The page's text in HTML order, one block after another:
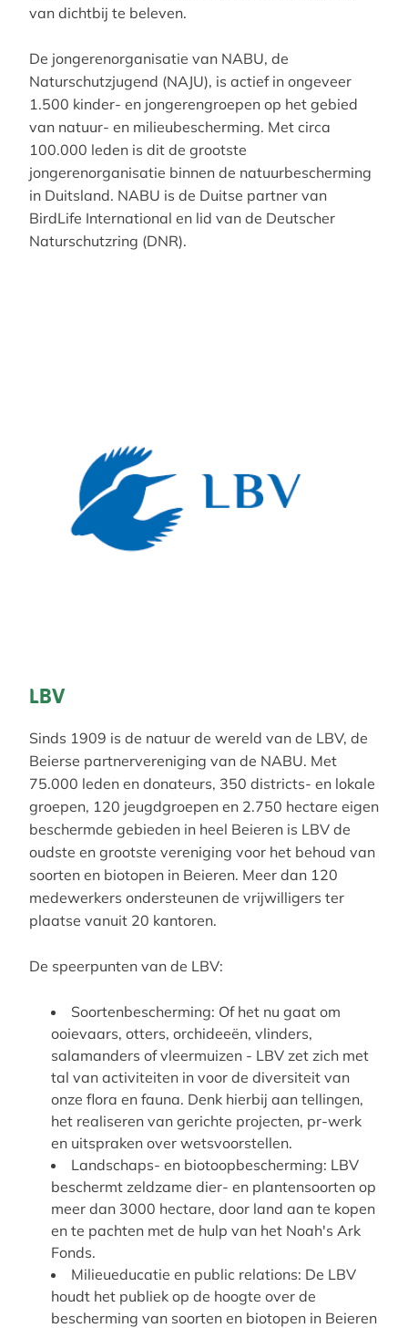
van dichtbij te beleven.
De jongerenorganisatie van NABU, de
Naturschutzjugend (NAJU), is actief in ongeveer
1.500 kinder- en jongerengroepen op het gebied
van natuur- en milieubescherming. Met circa
100.000 leden is dit de grootste
jongerenorganisatie binnen de natuurbescherming
in Duitsland. NABU is de Duitse partner van
BirdLife International en lid van de Deutscher
Naturschutzring (DNR).
LBV
Sinds 1909 is de natuur de wereld van de LBV, de
Beierse partnervereniging van de NABU. Met
75.000 leden en donateurs, 350 districts- en lokale
groepen, 120 jeugdgroepen en 2.750 hectare eigen
beschermde gebieden in heel Beieren is LBV de
oudste en grootste vereniging voor het behoud van
soorten en biotopen in Beieren. Meer dan 120
medewerkers ondersteunen de vrijwilligers ter
plaatse vanuit 20 kantoren.
De speerpunten van de LBV:
Soortenbescherming: Of het nu gaat om
ooievaars, otters, orchideeën, vlinders,
salamanders of vleermuizen - LBV zet zich met
tal van activiteiten in voor de diversiteit van
onze flora en fauna. Denk hierbij aan tellingen,
het realiseren van gerichte projecten, pr-werk
en uitspraken over wetsvoorstellen.
Landschaps- en biotoopbescherming: LBV
beschermt zeldzame dier- en plantensoorten op
meer dan 3000 hectare, door land aan te kopen
en te pachten met de hulp van het Noah's Ark
Fonds.
Milieueducatie en public relations: De LBV
houdt het publiek op de hoogte over de
bescherming van soorten en biotopen in Beieren